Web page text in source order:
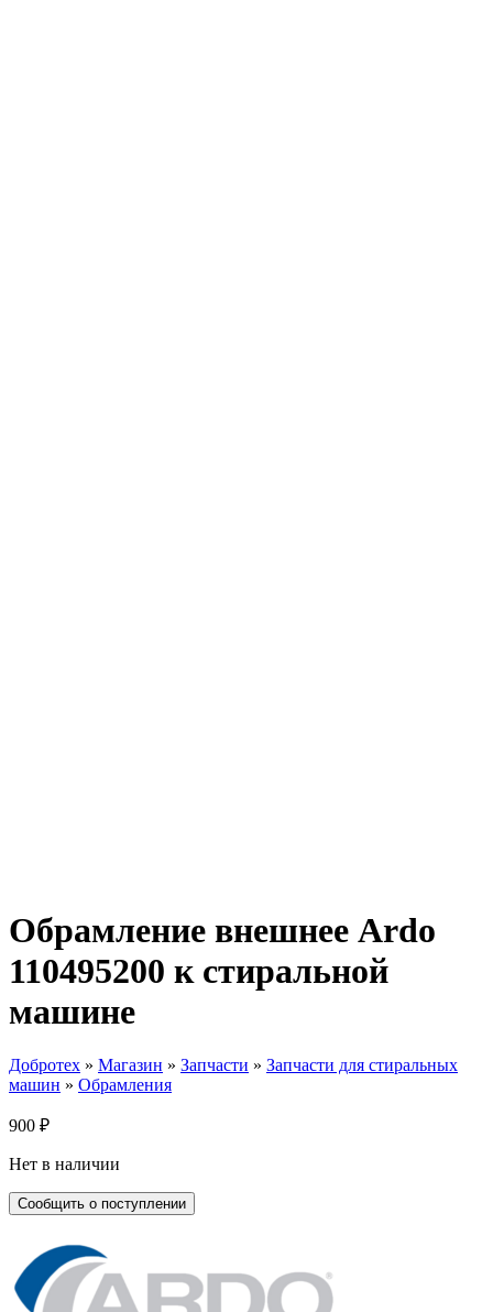
Обрамление внешнее Ardo
110495200 к стиральной
машине
Добротех » Магазин » Запчасти » Запчасти для стиральных
машин » Обрамления
900 ₽
Нет в наличии